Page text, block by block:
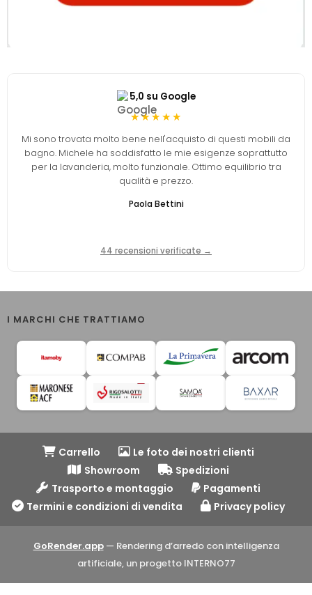
5,0 su Google
★★★★★
Mi sono trovata molto bene nell'acquisto di questi mobili da
bagno. Michele ha soddisfatto le mie esigenze soprattutto
per la lavanderia, molto funzionale. Ottimo equilibrio tra
qualità e prezzo.
Paola Bettini
44 recensioni verificate →
I MARCHI CHE TRATTIAMO
Carrello
Le foto dei nostri clienti
Showroom
Spedizioni
Trasporto e montaggio
Pagamenti
Termini e condizioni di vendita
Privacy policy
GoRender.app— Rendering d’arredo con intelligenza
artificiale, un progetto INTERNO77